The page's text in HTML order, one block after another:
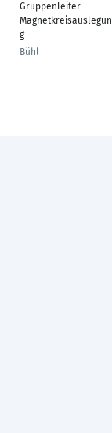
Gruppenleiter
Magnetkreisauslegun
g
Bühl